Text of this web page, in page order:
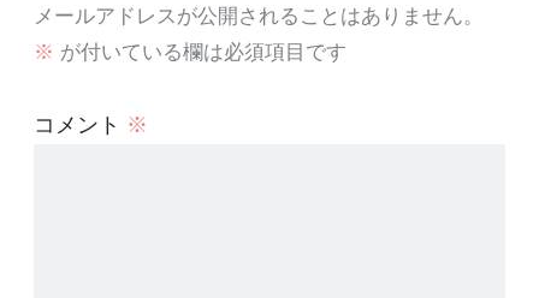
メールアドレスが公開されることはありません。
※ が付いている欄は必須項目です
コメント ※